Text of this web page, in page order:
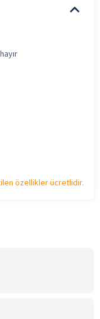
özellikler ücretlidir.